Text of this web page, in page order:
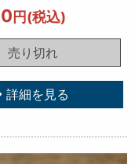
円(税込)
売り切れ
詳細を見る